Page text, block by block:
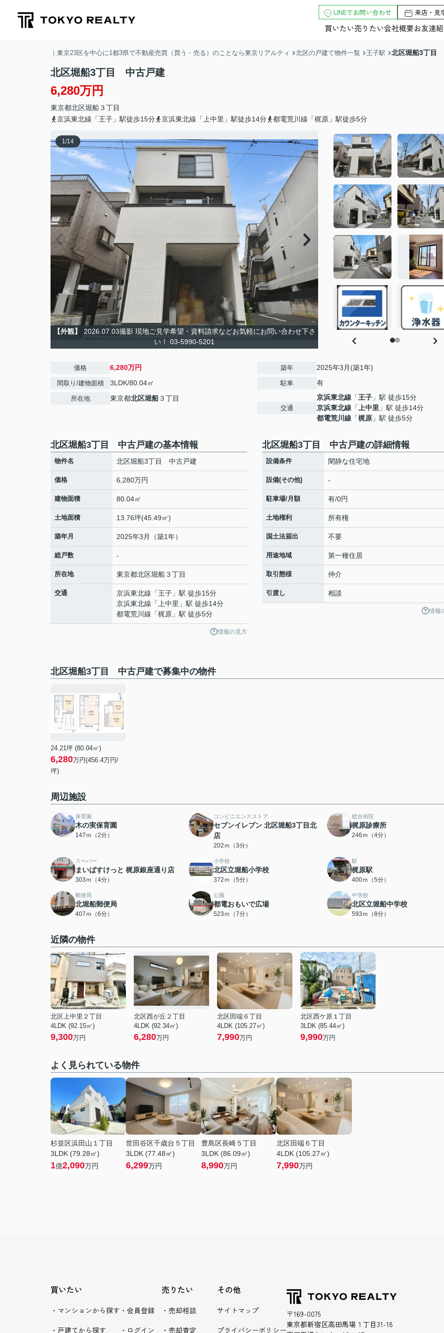
LINEでお問い合わせ 来店・見
買いたい売りたい会社概要お友達
｜東京23区を中心に1都3県で不動産売買（買う・売る）のことなら東京リアルティ 北区の戸建て物件一覧 王子駅 北区堀船3丁目
北区堀船3丁目 中古戸建
6,280万円
東京都北区堀船３丁目
京浜東北線「王子」駅徒歩15分
京浜東北線「上中里」駅徒歩14分 都電荒川線「梶原」駅徒歩5分
1/14
【外観】
2026.07.03撮影 現地ご見学希望・資料請求などお気軽にお問い合わせ下さ
い！ 03-5990-5201
価格 6,280万円
間取り/建物面積 3LDK/80.04㎡
所在地 東京都北区堀船３丁目
築年 2025年3月(築1年)
駐車 有
交通
京浜東北線 「王子 」駅 徒歩15分
京浜東北線 「 上中里 」駅 徒歩14分
都電荒川線 「梶原 」駅 徒歩5分
北区堀船3丁目 中古戸建の基本情報
物件名 北区堀船3丁目 中古戸建
価格 6,280万円
建物面積 80.04㎡
土地面積 13.76坪(45.49㎡)
築年月 2025年3月（築1年）
総戸数 -
所在地 東京都北区堀船３丁目
交通 京浜東北線 「王子 」駅 徒歩15分
京浜東北線 「 上中里 」駅 徒歩14分
都電荒川線 「梶原 」駅 徒歩5分
情報の見方
北区堀船3丁目 中古戸建の詳細情報
設備条件 閑静な住宅地
設備(その他) -
駐車場/月額 有/0円
土地権利 所有権
国土法届出 不要
用途地域 第一種住居
取引態様 仲介
引渡し 相談
情報
北区堀船3丁目 中古戸建で募集中の物件
24.21坪 (80.04㎡)
6,280万円(456.4万円/
坪)
周辺施設
保育園
木の実保育園
147ｍ（2分）
コンビニエンスストア
セブンイレブン 北区堀船3丁目北
店
202ｍ（3分）
総合病院
梶原診療所
246ｍ（4分）
スーパー
まいばすけっと 梶原銀座通り店
303ｍ（4分）
小学校
北区立堀船小学校
372ｍ（5分）
駅
梶原駅
400ｍ（5分）
郵便局
北堀船郵便局
407ｍ（6分）
公園
都電おもいで広場
523ｍ（7分）
中学校
北区立堀船中学校
593ｍ（8分）
近隣の物件
北区上中里２丁目
4LDK (92.15㎡)
9,300万円
北区西が丘２丁目
4LDK (92.34㎡)
6,280万円
北区田端６丁目
4LDK (105.27㎡)
7,990万円
北区西ケ原１丁目
3LDK (85.44㎡)
9,990万円
よく見られている物件
杉並区浜田山１丁目
3LDK (79.28㎡)
1億2,090万円
世田谷区千歳台５丁目
3LDK (77.48㎡)
6,299万円
豊島区長崎５丁目
3LDK (86.09㎡)
8,990万円
北区田端６丁目
4LDK (105.27㎡)
7,990万円
買いたい
・マンションから探す
・戸建てから探す
・会員登録
・ログイン
売りたい
・売却相談
・売却査定
その他
サイトマップ
プライバシーポリシー
〒169-0075
東京都新宿区高田馬場１丁目31-18